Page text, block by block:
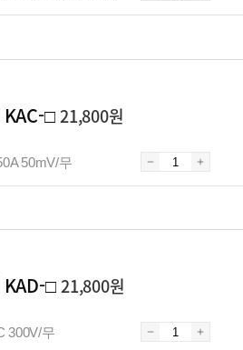
KAC-□21,800원
50mV/무
KAD-□21,800원
300V/무